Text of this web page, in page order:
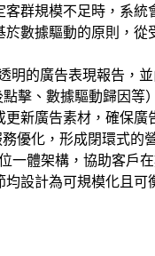
群規模不足時，系
數據驅動的原則，
的廣告表現報告，
擊、數據驅動歸因
新廣告素材，確保廣
優化，形成閉環式的
體架構，協助客戶
設計為可規模化且